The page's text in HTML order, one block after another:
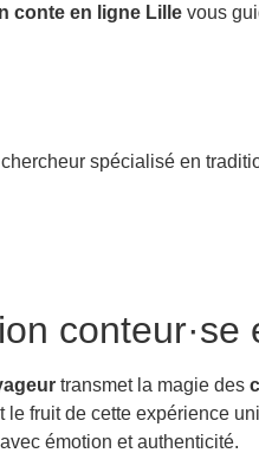
conte en ligne Lille vous
spécialisé en
conteur·se
transmet la magie des
le fruit de cette expérience
avec émotion et authenticité.